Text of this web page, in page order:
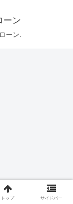
ーン
ーン.
トップ サイドバー